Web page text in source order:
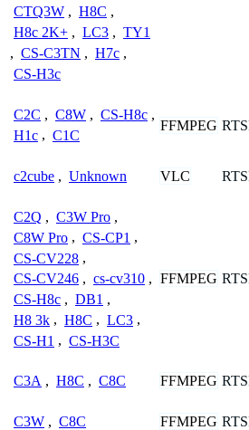
CTQ3W , H8C ,
H8c 2K+ , LC3 , TY1
, CS-C3TN , H7c ,
CS-H3c
C2C , C8W , CS-H8c ,
H1c , C1C
FFMPEG
c2cube , Unknown VLC
C2Q , C3W Pro ,
C8W Pro , CS-CP1 ,
CS-CV228 ,
CS-CV246 , cs-cv310 ,
CS-H8c , DB1 ,
H8 3k , H8C , LC3 ,
CS-H1 , CS-H3C
FFMPEG
C3A , H8C , C8C FFMPEG
C3W , C8C FFMPEG